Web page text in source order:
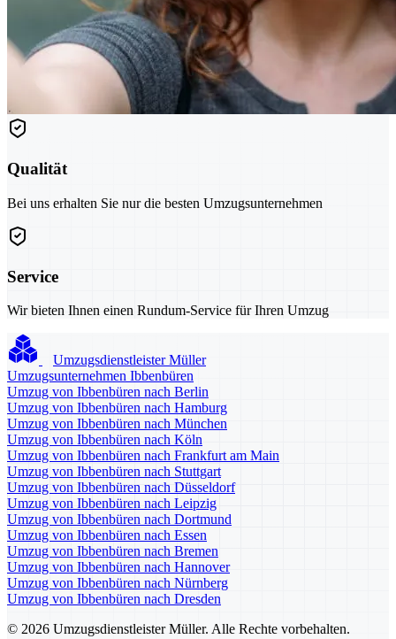
Qualität
Bei uns erhalten Sie nur die besten Umzugsunternehmen
Service
Wir bieten Ihnen einen Rundum-Service für Ihren Umzug
Umzugsdienstleister Müller
Umzugsunternehmen Ibbenbüren
Umzug von Ibbenbüren nach Berlin
Umzug von Ibbenbüren nach Hamburg
Umzug von Ibbenbüren nach München
Umzug von Ibbenbüren nach Köln
Umzug von Ibbenbüren nach Frankfurt am Main
Umzug von Ibbenbüren nach Stuttgart
Umzug von Ibbenbüren nach Düsseldorf
Umzug von Ibbenbüren nach Leipzig
Umzug von Ibbenbüren nach Dortmund
Umzug von Ibbenbüren nach Essen
Umzug von Ibbenbüren nach Bremen
Umzug von Ibbenbüren nach Hannover
Umzug von Ibbenbüren nach Nürnberg
Umzug von Ibbenbüren nach Dresden
© 2026 Umzugsdienstleister Müller. Alle Rechte vorbehalten.